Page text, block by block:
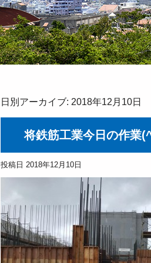
日別アーカイブ: 2018年12月10日
将鉄筋工業今日の作業
投稿日 2018年12月10日